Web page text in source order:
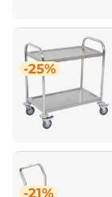
-25%
-21%